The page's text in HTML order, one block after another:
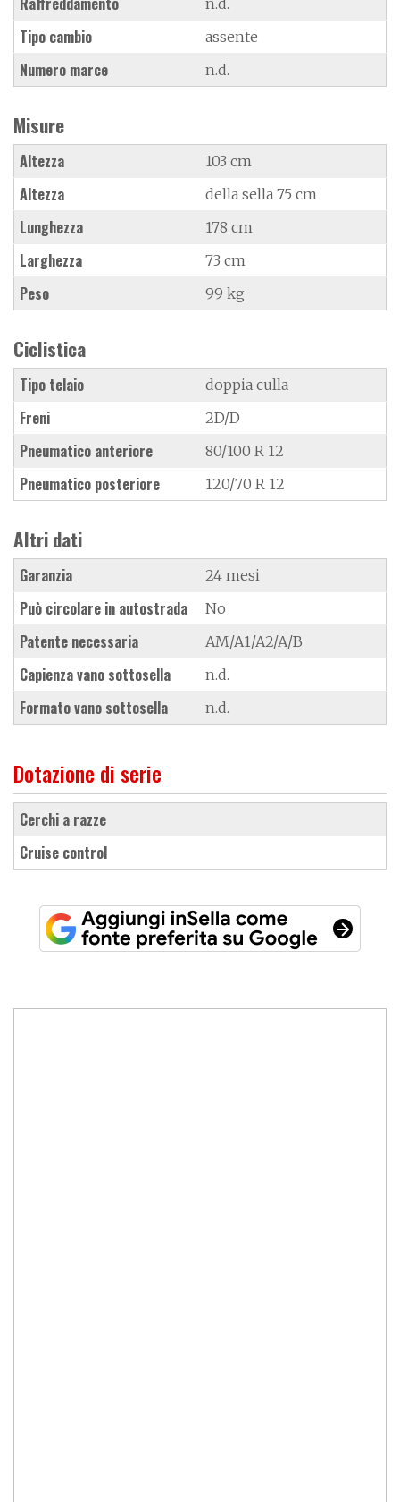
Tipo cambio assente
Numero marce n.d.
Misure
Altezza 103 cm
Altezza della sella 75 cm
Lunghezza 178 cm
Larghezza 73 cm
Peso 99 kg
Ciclistica
Tipo telaio doppia culla
Freni 2D/D
Pneumatico anteriore 80/100 R 12
Pneumatico posteriore 120/70 R 12
Altri dati
Garanzia 24 mesi
Può circolare in autostrada No
Patente necessaria AM/A1/A2/A/B
Capienza vano sottosella n.d.
Formato vano sottosella n.d.
Dotazione di serie
cerchi a razze
cruise control